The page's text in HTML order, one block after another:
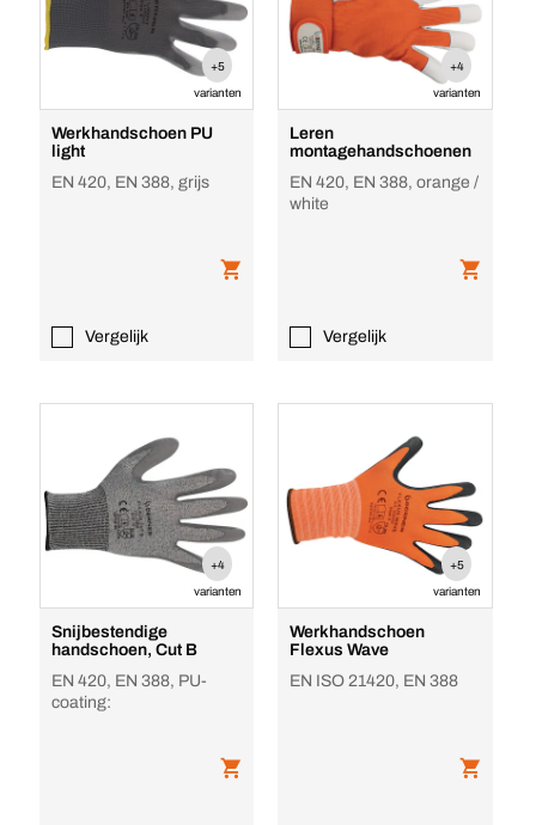
+5
varianten
Werkhandschoen PU
light
EN 420, EN 388, grijs
Vergelijk
+4
varianten
Leren
montagehandschoenen
EN 420, EN 388, orange /
white
Vergelijk
+4
varianten
Snijbestendige
handschoen, Cut B
EN 420, EN 388, PU-
coating:
+5
varianten
Werkhandschoen
Flexus Wave
EN ISO 21420, EN 388